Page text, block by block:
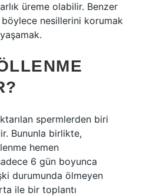
üreme olabilir. Benzer
nesillerini korumak
spermlerden biri
Bununla birlikte,
hemen
6 gün boyunca
durumunda ölmeyen
ile bir toplantı